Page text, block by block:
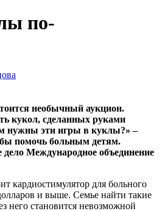
по-
необычный аукцион.
кукол, сделанных руками
нужны эти игры в куклы?» –
помочь больным детям.
дело Международное объединение
кардиостимулятор для больного
и выше. Семье найти такие
него становится невозможной